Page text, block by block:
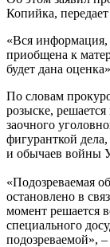
Копийка, передает
«Вся информация,
приобщена к
будет дана
По словам
розыске,
заочного
фигуранткой
и обычаев войны
«Подозреваемая
остановлено в
момент решается
специального
подозреваемой»,